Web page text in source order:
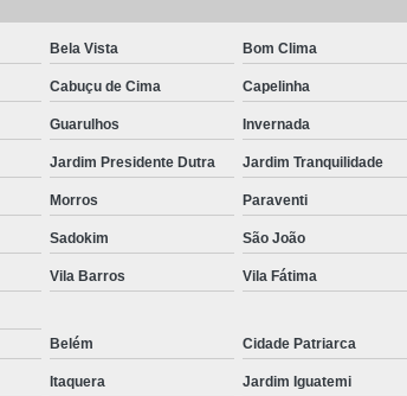
Porta de Aço com Motor
Porta de Aço de Enrolar Elétrica
Porta de Aço para Garagem Automática
Portas de Aço Automática
Portas de Aço Automáticas
Portas de Aço de Enrolar
Reparo de Portão de Correr
Reparo de Portão Eletrônico
Bela Vista Bom Clima
Cabuçu de Cima Capelinha
Guarulhos Invernada
Jardim Presidente Dutra Jardim Tranquilidade
Morros Paraventi
Sadokim São João
Vila Barros Vila Fátima
Belém Cidade Patriarca
Itaquera Jardim Iguatemi